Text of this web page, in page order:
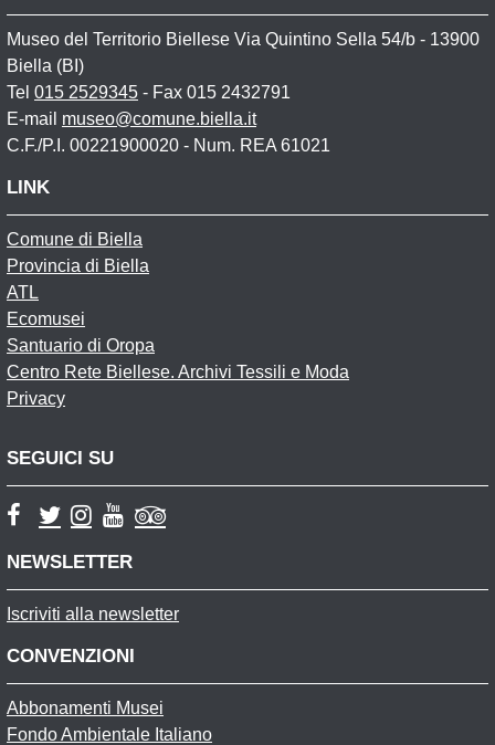
Museo del Territorio Biellese Via Quintino Sella 54/b - 13900
Biella (BI)
Tel 015 2529345 - Fax 015 2432791
E-mail museo@comune.biella.it
C.F./P.I. 00221900020 - Num. REA 61021
LINK
Comune di Biella
Provincia di Biella
ATL
Ecomusei
Santuario di Oropa
Centro Rete Biellese. Archivi Tessili e Moda
Privacy
SEGUICI SU
NEWSLETTER
Iscriviti alla newsletter
CONVENZIONI
Abbonamenti Musei
Fondo Ambientale Italiano